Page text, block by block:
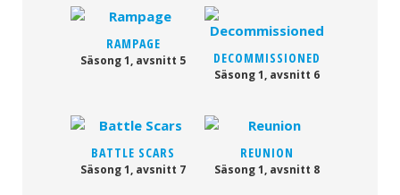
RAMPAGE
Säsong 1, avsnitt 5 DECOMMISSIONED
Säsong 1, avsnitt 6
BATTLE SCARS
Säsong 1, avsnitt 7
REUNION
Säsong 1, avsnitt 8